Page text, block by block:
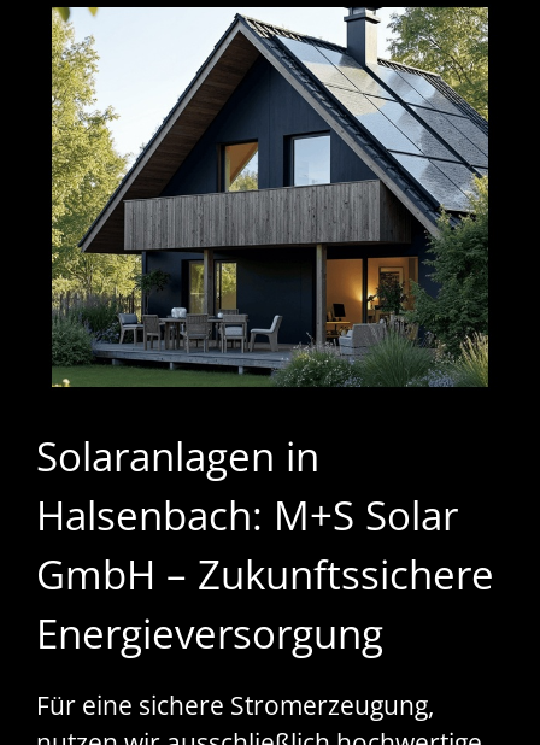
Solaranlagen in
Halsenbach: M+S Solar
GmbH – Zukunftssichere
Energieversorgung
Für eine sichere Stromerzeugung,